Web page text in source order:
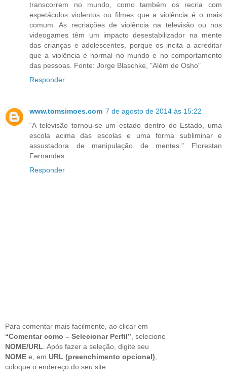
transcorrem no mundo, como também os recria com
espetáculos violentos ou filmes que a violência é o mais
comum. As recriações de violência na televisão ou nos
videogames têm um impacto desestabilizador na mente
das crianças e adolescentes, porque os incita a acreditar
que a violência é normal no mundo e no comportamento
das pessoas. Fonte: Jorge Blaschke, "Além de Osho"
Responder
www.tomsimoes.com 7 de agosto de 2014 às 15:22
“A televisão tornou-se um estado dentro do Estado, uma
escola acima das escolas e uma forma subliminar e
assustadora de manipulação de mentes.” Florestan
Fernandes
Responder
Para comentar mais facilmente, ao clicar em
“Comentar como – Selecionar Perfil” , selecione
NOME/URL . Após fazer a seleção, digite seu
NOME e, em URL (preenchimento opcional)
coloque o endereço do seu site.